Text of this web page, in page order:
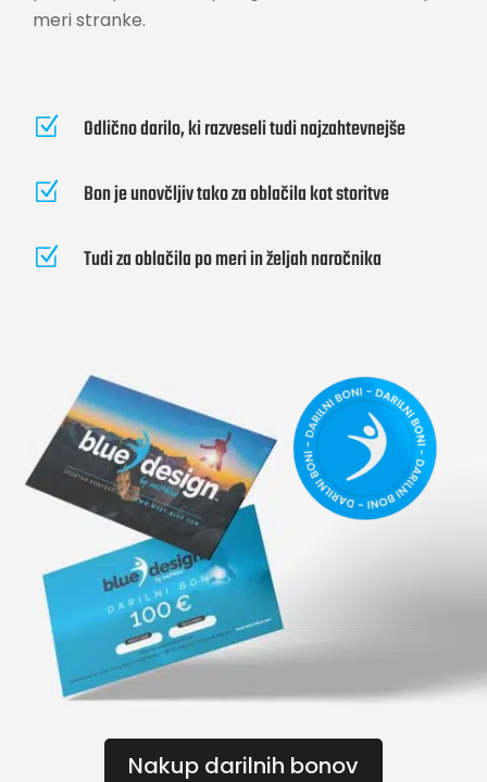
meri stranke.
Z Odlično darilo, ki razveseli tudi najzahtevnejše
Z Bon je unovčljiv tako za oblačila kot storitve
Z Tudi za oblačila po meri in željah naročnika
Nakup darilnih bonov